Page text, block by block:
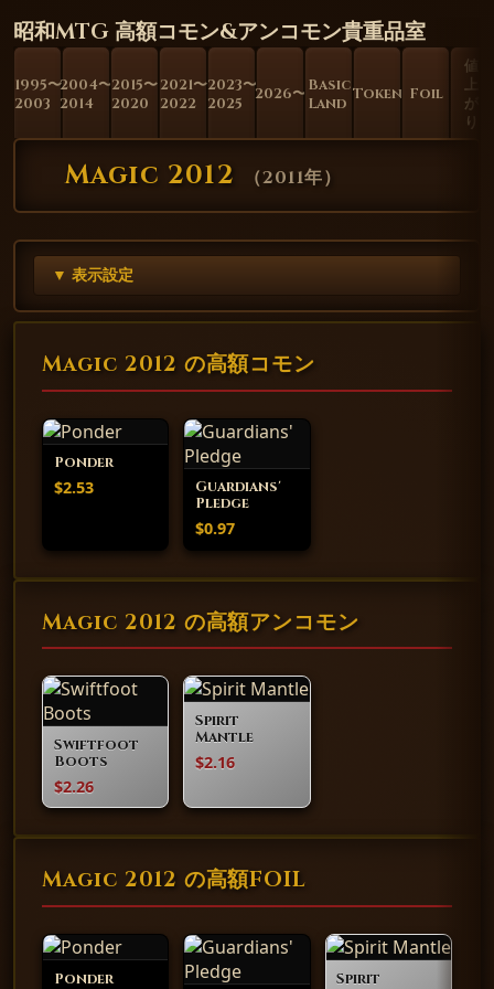
昭和MTG 高額コモン&アンコモン貴重品室
1995〜
2003
2004〜
2014
2015〜
2020
2021〜
2022
2023〜
2025
2026〜 Basic
Land Token Foil
値
上
が
り
Magic 2012 （2011年）
▼ 表示設定
Magic 2012 の高額コモン
Ponder
$2.53
Guardians'
Pledge
$0.97
Magic 2012 の高額アンコモン
Swiftfoot
Boots
$2.26
Spirit
Mantle
$2.16
Magic 2012 の高額FOIL
Ponder
Spirit